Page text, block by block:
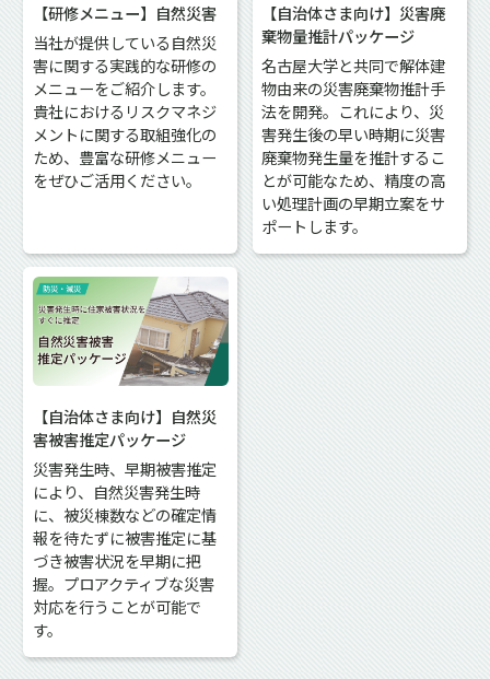
【研修メニュー】自然災害
当社が提供している自然災
害に関する実践的な研修の
メニューをご紹介します。
貴社におけるリスクマネジ
メントに関する取組強化の
ため、豊富な研修メニュー
をぜひご活用ください。
【自治体さま向け】災害廃
棄物量推計パッケージ
名古屋大学と共同で解体建
物由来の災害廃棄物推計手
法を開発。これにより、災
害発生後の早い時期に災害
廃棄物発生量を推計するこ
とが可能なため、精度の高
い処理計画の早期立案をサ
ポートします。
【自治体さま向け】自然災
害被害推定パッケージ
災害発生時、早期被害推定
により、自然災害発生時
に、被災棟数などの確定情
報を待たずに被害推定に基
づき被害状況を早期に把
握。プロアクティブな災害
対応を行うことが可能で
す。